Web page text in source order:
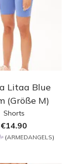
Litaa Blue
(Größe M)
Shorts
€14.90
(ARMEDANGELS)